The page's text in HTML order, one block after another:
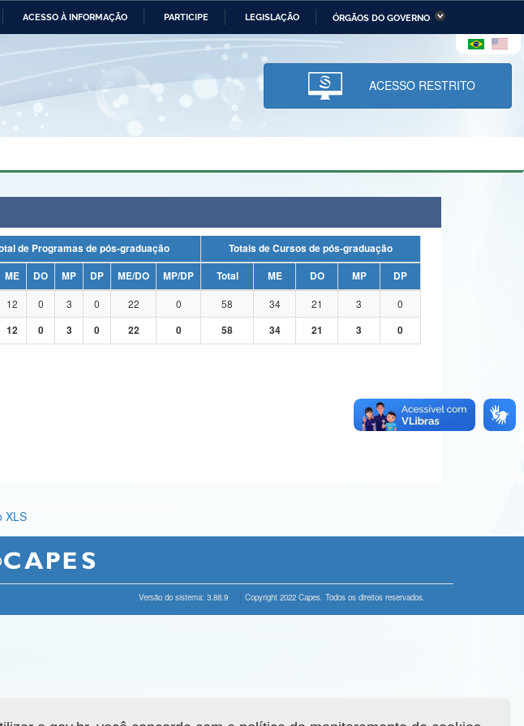
ACESSO À INFORMAÇÃO PARTICIPE LEGISLAÇÃO ÓRGÃOS DO GOVERNO
das Relações Ministério da Economia Ministério da Infraestrutura
Ministério da Ciência,
Tecnologia, Inovações e
Comunicações
e dos Direitos Humanos
Central do Brasil Planalto
ACESSO RESTRITO
Total de Programas de pós-graduação
Totais de Cursos de pós-graduação
ME DO MP DP ME/DO MP/DP Total ME DO MP
DP
12 0 3 0 22 0 58 34 21 3
0
12 0 3 0 22 0 58 34 21 3 0
XLS
Versão do sistema: 3.88.9 Copyright 2022 Capes. Todos os direitos reservados.